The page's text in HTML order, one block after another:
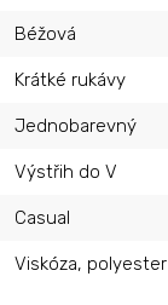
Béžová
Krátké rukávy
Jednobarevný
Výstřih do V
Casual
Viskóza, polyester